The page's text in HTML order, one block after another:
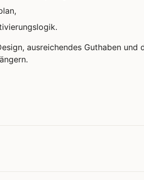
ausreichendes Guthaben und